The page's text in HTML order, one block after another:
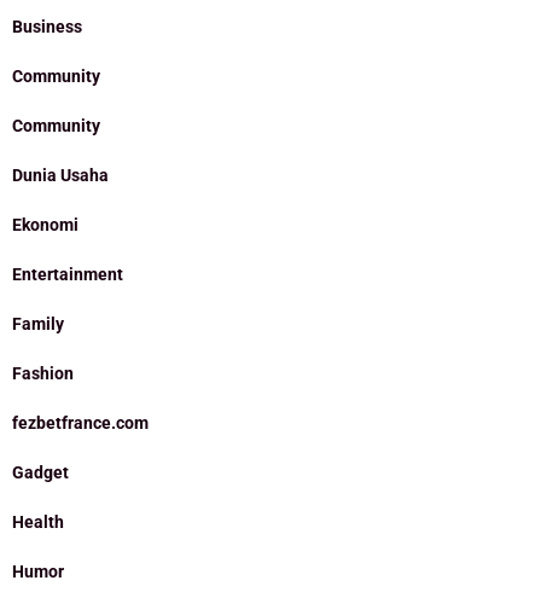
Business
Community
Community
Dunia Usaha
Ekonomi
Entertainment
Family
Fashion
fezbetfrance.com
Gadget
Health
Humor